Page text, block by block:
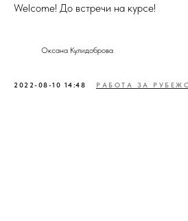
Welcome! До встречи на курсе!
Оксана Кулидоброва
2022-08-10 14:48 РАБОТА ЗА